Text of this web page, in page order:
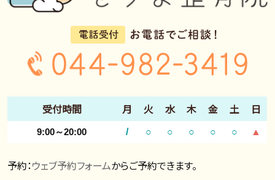
受付時間 月 火 水 木 金 土 日
9:00～20:00 / ○ ○ ○ ○ ○ ▲
予約：ウェブ予約フォームからご予約できます。